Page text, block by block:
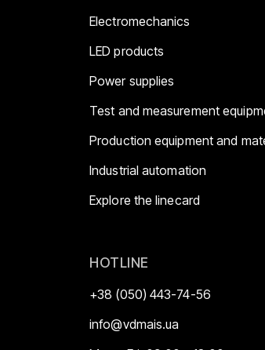
Electromechanics
LED products
Power supplies
Test and measurement
Production equipment and
Industrial automation
Explore the linecard
HOTLINE
+38 (050) 443-74-56
info@vdmais.ua